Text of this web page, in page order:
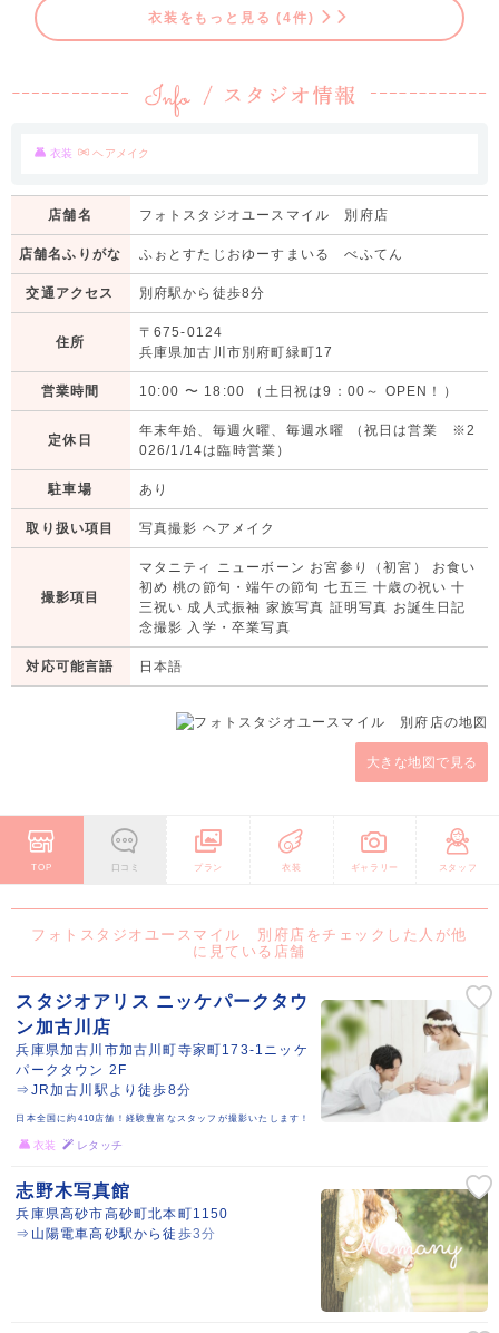
衣装をもっと見る (4件)
衣装 ヘアメイク
店舗名 フォトスタジオユースマイル 別府店
店舗名ふりがな ふぉとすたじおゆーすまいる べふてん
交通アクセス 別府駅から徒歩8分
住所
〒675-0124
兵庫県加古川市別府町緑町17
営業時間 10:00 〜 18:00 （土日祝は9：00～ OPEN！）
定休日
年末年始、毎週火曜、毎週水曜 （祝日は営業 ※2
026/1/14は臨時営業）
駐車場 あり
取り扱い項目 写真撮影 ヘアメイク
撮影項目
マタニティ ニューボーン お宮参り（初宮） お食い
初め 桃の節句・端午の節句 七五三 十歳の祝い 十
三祝い 成人式振袖 家族写真 証明写真 お誕生日記
念撮影 入学・卒業写真
対応可能言語 日本語
大きな地図で見る
TOP 口コミ プラン 衣装 ギャラリー スタッフ
フォトスタジオユースマイル 別府店をチェックした人が他
に見ている店舗
スタジオアリス ニッケパークタウ
ン加古川店
兵庫県加古川市加古川町寺家町173-1ニッケ
パークタウン 2F
⇒JR加古川駅より徒歩8分
日本全国に約410店舗！経験豊富なスタッフが撮影いたします！
衣装 レタッチ
志野木写真館
兵庫県高砂市高砂町北本町1150
⇒山陽電車高砂駅から徒歩3分